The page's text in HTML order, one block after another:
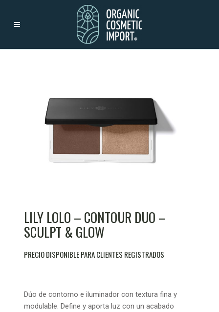
LILY LOLO – CONTOUR DUO –
SCULPT & GLOW
PRECIO DISPONIBLE PARA CLIENTES REGISTRADOS
Dúo de contorno e iluminador con textura fina y
modulable. Define y aporta luz con un acabado